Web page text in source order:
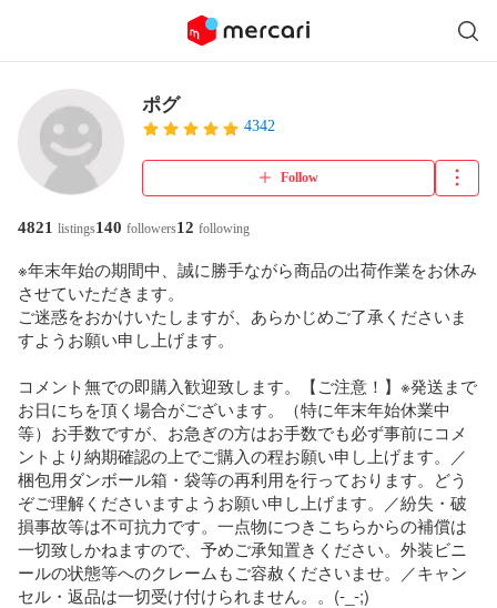
ポグ
4342
Follow
4821 listings140 followers12 following
※年末年始の期間中、誠に勝手ながら商品の出荷作業をお休み
させていただきます。
ご迷惑をおかけいたしますが、あらかじめご了承くださいま
すようお願い申し上げます。
コメント無での即購入歓迎致します。【ご注意！】※発送まで
お日にちを頂く場合がございます。（特に年末年始休業中
等）お手数ですが、お急ぎの方はお手数でも必ず事前にコメ
ントより納期確認の上でご購入の程お願い申し上げます。／
梱包用ダンボール箱・袋等の再利用を行っております。どう
ぞご理解くださいますようお願い申し上げます。／紛失・破
損事故等は不可抗力です。一点物につきこちらからの補償は
一切致しかねますので、予めご承知置きください。外装ビニ
ールの状態等へのクレームもご容赦くださいませ。／キャン
セル・返品は一切受け付けられません。。(-_-;)